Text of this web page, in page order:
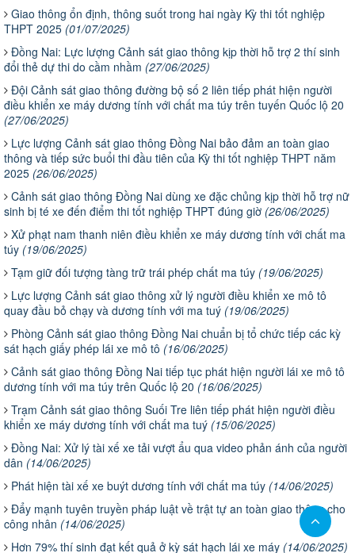
Giao thông ổn định, thông suốt trong hai ngày Kỳ thi tốt nghiệp
THPT 2025 (01/07/2025)
Đồng Nai: Lực lượng Cảnh sát giao thông kịp thời hỗ trợ 2 thí sinh
đổi thẻ dự thi do cầm nhầm (27/06/2025)
Đội Cảnh sát giao thông đường bộ số 2 liên tiếp phát hiện người
điều khiển xe máy dương tính với chất ma túy trên tuyến Quốc lộ 20
(27/06/2025)
Lực lượng Cảnh sát giao thông Đồng Nai bảo đảm an toàn giao
thông và tiếp sức buổi thi đầu tiên của Kỳ thi tốt nghiệp THPT năm
2025 (26/06/2025)
Cảnh sát giao thông Đồng Nai dùng xe đặc chủng kịp thời hỗ trợ nữ
sinh bị té xe đến điểm thi tốt nghiệp THPT đúng giờ (26/06/2025)
Xử phạt nam thanh niên điều khiển xe máy dương tính với chất ma
túy (19/06/2025)
Tạm giữ đối tượng tàng trữ trái phép chất ma túy (19/06/2025)
Lực lượng Cảnh sát giao thông xử lý người điều khiển xe mô tô
quay đầu bỏ chạy và dương tính với ma tuý (19/06/2025)
Phòng Cảnh sát giao thông Đồng Nai chuẩn bị tổ chức tiếp các kỳ
sát hạch giấy phép lái xe mô tô (16/06/2025)
Cảnh sát giao thông Đồng Nai tiếp tục phát hiện người lái xe mô tô
dương tính với ma túy trên Quốc lộ 20 (16/06/2025)
Trạm Cảnh sát giao thông Suối Tre liên tiếp phát hiện người điều
khiển xe máy dương tính với chất ma tuý (15/06/2025)
Đồng Nai: Xử lý tài xế xe tải vượt ẩu qua video phản ánh của người
dân (14/06/2025)
Phát hiện tài xế xe buýt dương tính với chất ma túy (14/06/2025)
Đẩy mạnh tuyên truyền pháp luật về trật tự an toàn giao thông cho
công nhân (14/06/2025)
Hơn 79% thí sinh đạt kết quả ở kỳ sát hạch lái xe máy (14/06/2025)